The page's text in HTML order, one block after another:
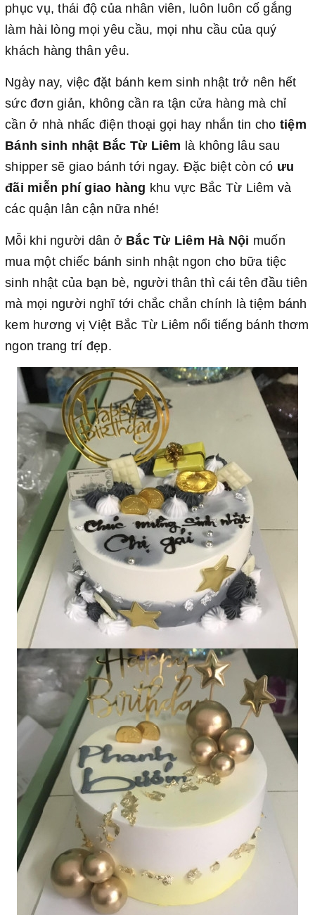
phục vụ, thái độ của nhân viên, luôn luôn cố gắng
làm hài lòng mọi yêu cầu, mọi nhu cầu của quý
khách hàng thân yêu.
Ngày nay, việc đặt bánh kem sinh nhật trở nên hết
sức đơn giản, không cần ra tận cửa hàng mà chỉ
cần ở nhà nhấc điện thoại gọi hay nhắn tin cho tiệm
Bánh sinh nhật Bắc Từ Liêm là không lâu sau
shipper sẽ giao bánh tới ngay. Đặc biệt còn có ưu
đãi miễn phí giao hàng khu vực Bắc Từ Liêm và
các quận lân cận nữa nhé!
Mỗi khi người dân ở Bắc Từ Liêm Hà Nội muốn
mua một chiếc bánh sinh nhật ngon cho bữa tiệc
sinh nhật của bạn bè, người thân thì cái tên đầu tiên
mà mọi người nghĩ tới chắc chắn chính là tiệm bánh
kem hương vị Việt Bắc Từ Liêm nổi tiếng bánh thơm
ngon trang trí đẹp.